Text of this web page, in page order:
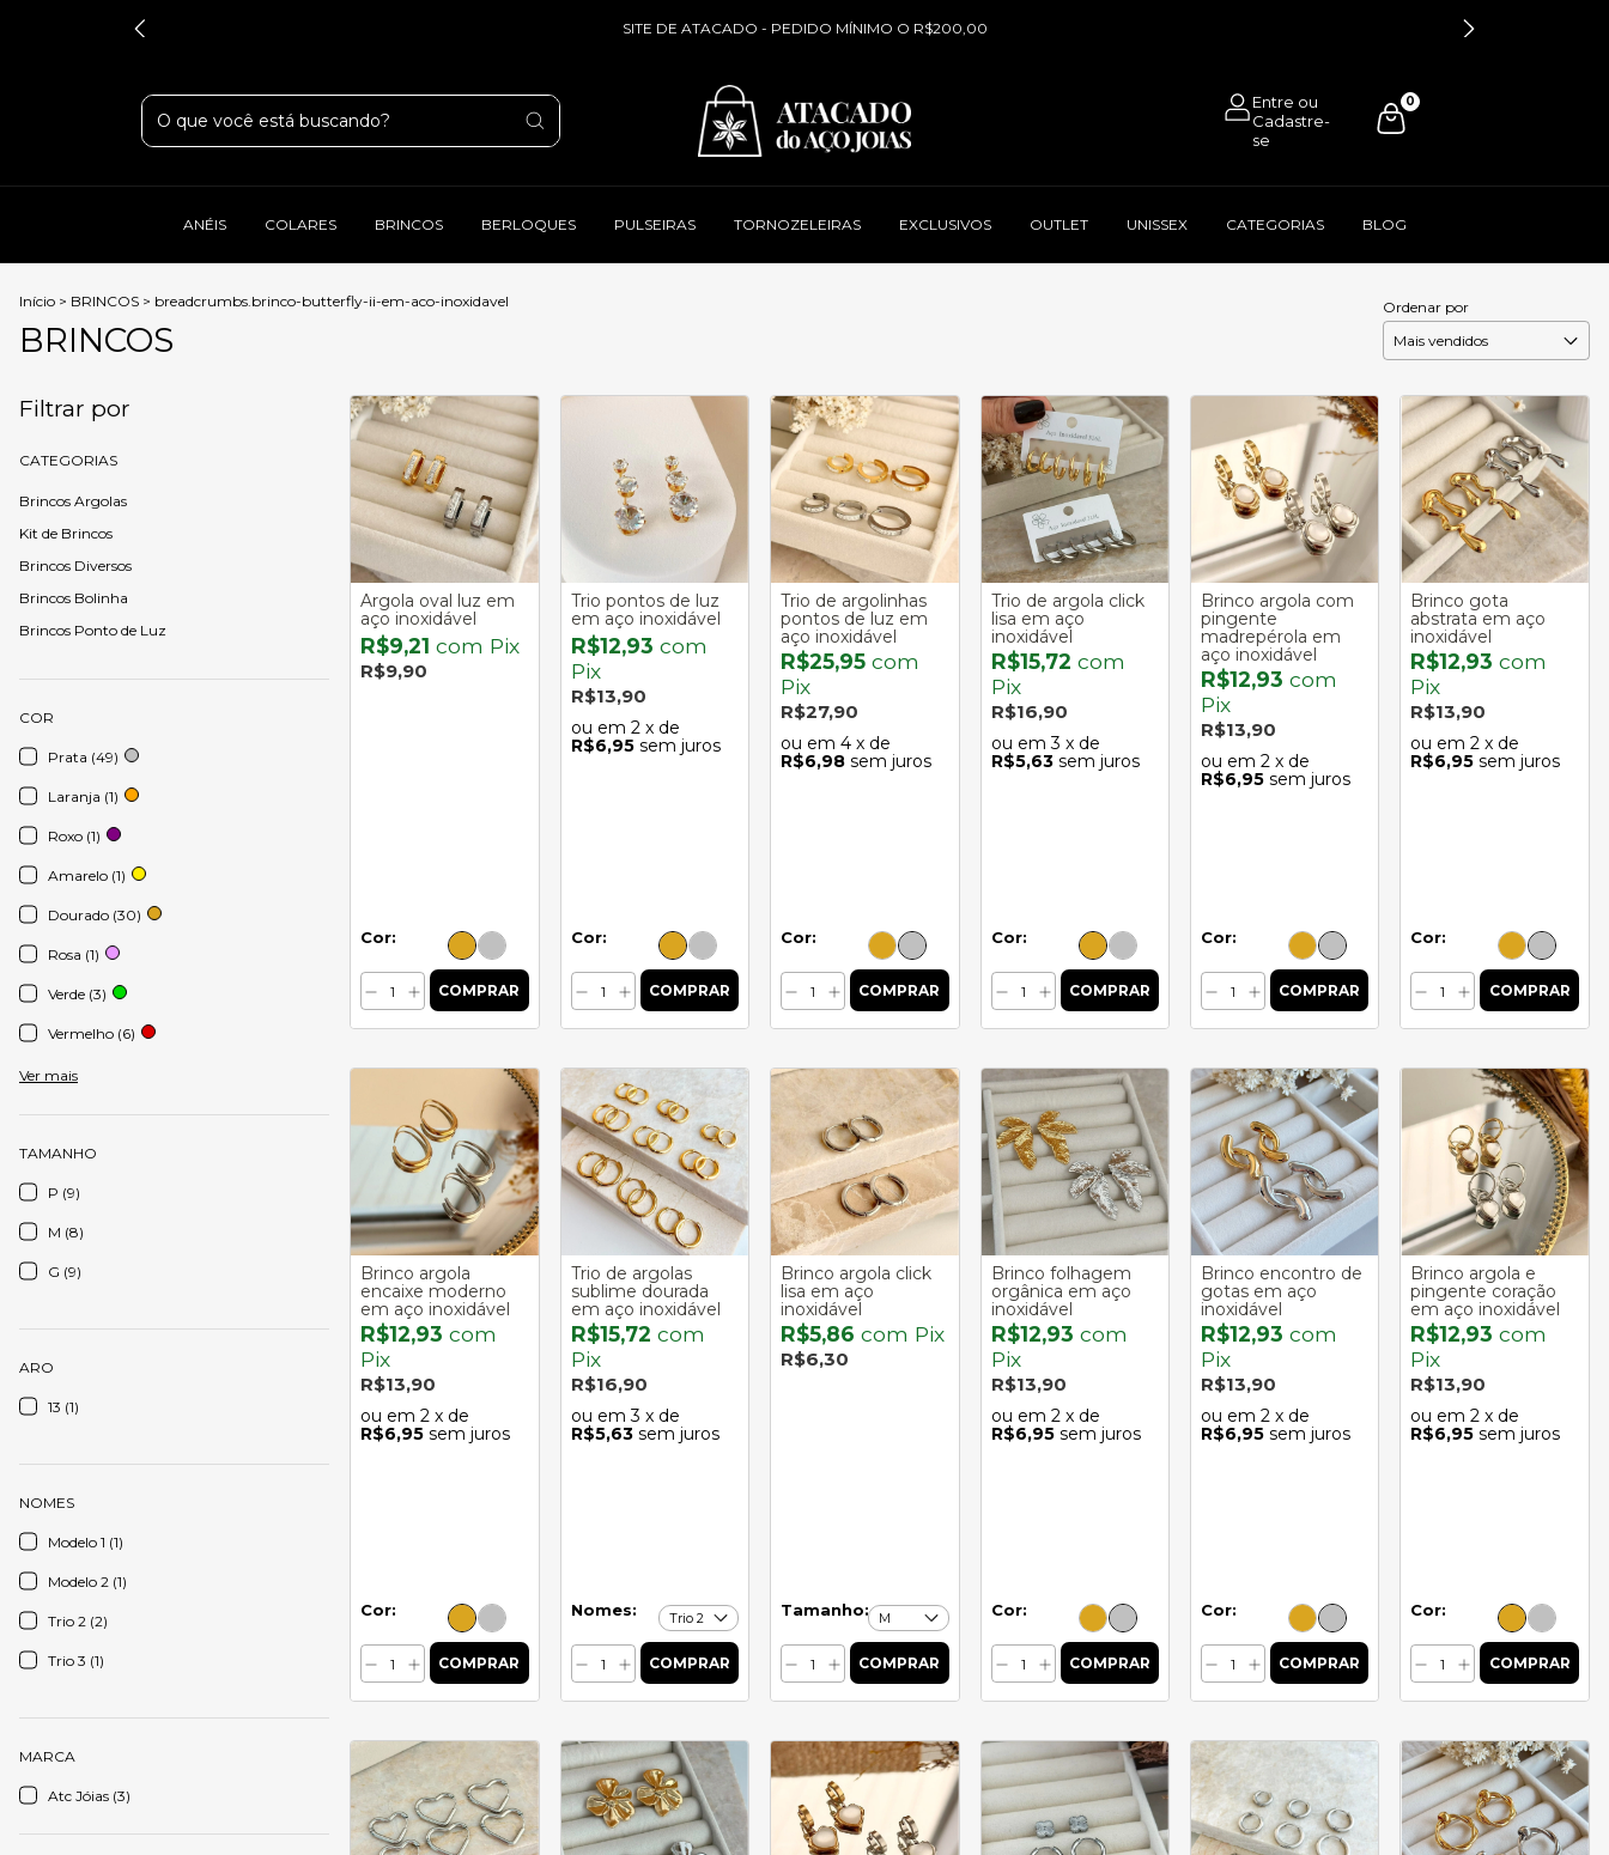
SITE DE ATACADO - PEDIDO MÍNIMO O R$200,00
0
ANÉIS COLARES BRINCOS BERLOQUES PULSEIRAS TORNOZELEIRAS EXCLUSIVOS OUTLET UNISSEX CATEGORIAS BLOG
Início > BRINCOS > breadcrumbs.brinco-butterfly-ii-em-aco-inoxidavel
BRINCOS
Ordenar por
Filtrar por
CATEGORIAS
Brincos Argolas
Kit de Brincos
Brincos Diversos
Brincos Bolinha
Brincos Ponto de Luz
COR
Prata (49)
Laranja (1)
Roxo (1)
Amarelo (1)
Dourado (30)
Rosa (1)
Verde (3)
Vermelho (6)
Ver mais
TAMANHO
P (9)
M (8)
G (9)
ARO
13 (1)
NOMES
Modelo 1 (1)
Modelo 2 (1)
Trio 2 (2)
Trio 3 (1)
MARCA
Atc Jóias (3)
Argola oval luz em
aço inoxidável
R$9,21com Pix
R$9,90
Cor:
Trio pontos de luz
em aço inoxidável
R$12,93 com
Pix
R$13,90
2 x de
R$6,95 sem juros
Cor:
Trio de argolinhas
pontos de luz em
aço inoxidável
R$25,95com
Pix
R$27,90
4 x de
R$6,98 sem juros
Cor:
Trio de argola click
lisa em aço
inoxidável
R$15,72 com
Pix
R$16,90
3 x de
R$5,63 sem juros
Cor:
Brinco argola com
pingente
madrepérola em
aço inoxidável
R$12,93 com
Pix
R$13,90
2 x de
R$6,95 sem juros
Cor:
Brinco gota
abstrata em aço
inoxidável
R$12,93com
Pix
R$13,90
2 x de
R$6,95 sem juros
Cor:
Brinco argola
encaixe moderno
em aço inoxidável
R$12,93com
Pix
R$13,90
2 x de
R$6,95 sem juros
Cor:
Trio de argolas
sublime dourada
em aço inoxidável
R$15,72 com
Pix
R$16,90
3 x de
R$5,63 sem juros
Nomes:
Brinco argola click
lisa em aço
inoxidável
R$5,86com Pix
R$6,30
Tamanho:
Brinco folhagem
orgânica em aço
inoxidável
R$12,93 com
Pix
R$13,90
2 x de
R$6,95 sem juros
Cor:
Brinco encontro de
gotas em aço
inoxidável
R$12,93 com
Pix
R$13,90
2 x de
R$6,95 sem juros
Cor:
Brinco argola e
pingente coração
em aço inoxidável
R$12,93com
Pix
R$13,90
2 x de
R$6,95 sem juros
Cor: